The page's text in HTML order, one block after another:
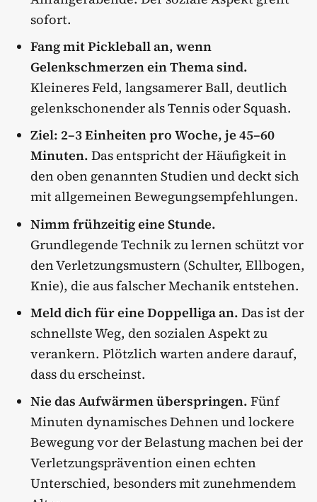
sofort.
Fang mit Pickleball an, wenn
Gelenkschmerzen ein Thema sind.
Kleineres Feld, langsamerer Ball, deutlich
gelenkschonender als Tennis oder Squash.
Ziel: 2–3 Einheiten pro Woche, je 45–60
Minuten. Das entspricht der Häufigkeit in
den oben genannten Studien und deckt sich
mit allgemeinen Bewegungsempfehlungen.
Nimm frühzeitig eine Stunde.
Grundlegende Technik zu lernen schützt vor
den Verletzungsmustern (Schulter, Ellbogen,
Knie), die aus falscher Mechanik entstehen.
Meld dich für eine Doppelliga an. Das ist der
schnellste Weg, den sozialen Aspekt zu
verankern. Plötzlich warten andere darauf,
dass du erscheinst.
Nie das Aufwärmen überspringen. Fünf
Minuten dynamisches Dehnen und lockere
Bewegung vor der Belastung machen bei der
Verletzungsprävention einen echten
Unterschied, besonders mit zunehmendem